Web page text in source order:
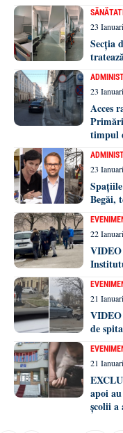
23
Secția
23
Acces
timpul
23
Begăi,
22
21
de
21
apoi
școlii